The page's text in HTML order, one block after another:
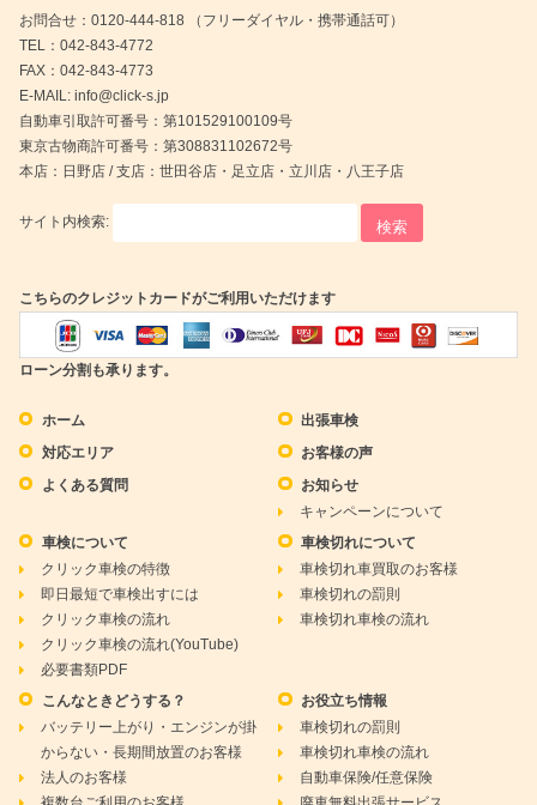
お問合せ：0120-444-818 （フリーダイヤル・携帯通話可）
TEL：042-843-4772
FAX：042-843-4773
E-MAIL: info@click-s.jp
自動車引取許可番号：第101529100109号
東京古物商許可番号：第308831102672号
本店：日野店 / 支店：世田谷店・足立店・立川店・八王子店
サイト内検索:
こちらのクレジットカードがご利用いただけます
ローン分割も承ります。
ホーム
出張車検
対応エリア
お客様の声
よくある質問
お知らせ
キャンペーンについて
車検について
クリック車検の特徴
即日最短で車検出すには
クリック車検の流れ
クリック車検の流れ(YouTube)
必要書類PDF
車検切れについて
車検切れ車買取のお客様
車検切れの罰則
車検切れ車検の流れ
こんなときどうする？
バッテリー上がり・エンジンが掛
からない・長期間放置のお客様
法人のお客様
お役立ち情報
車検切れの罰則
車検切れ車検の流れ
自動車保険/任意保険